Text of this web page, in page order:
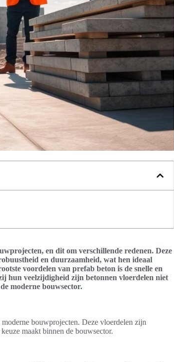
en dit om verschillende redenen. Deze
en duurzaamheid, wat hen ideaal
voordelen van prefab beton is de snelle en
hun veelzijdigheid zijn betonnen vloerdelen niet
moderne bouwsector.
bouwprojecten. Deze vloerdelen zijn
maakt binnen de bouwsector.